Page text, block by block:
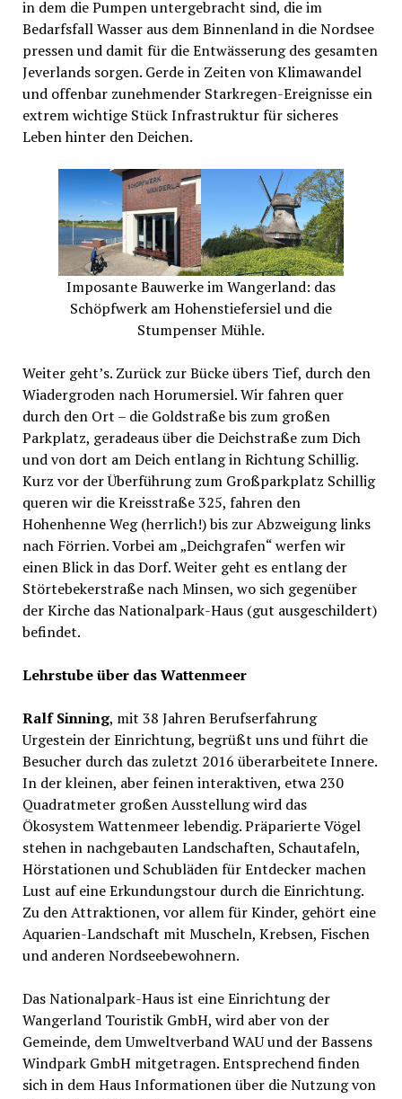
in dem die Pumpen untergebracht sind, die im
Bedarfsfall Wasser aus dem Binnenland in die Nordsee
pressen und damit für die Entwässerung des gesamten
Jeverlands sorgen. Gerde in Zeiten von Klimawandel
und offenbar zunehmender Starkregen-Ereignisse ein
extrem wichtige Stück Infrastruktur für sicheres
Leben hinter den Deichen.
Imposante Bauwerke im Wangerland: das
Schöpfwerk am Hohenstiefersiel und die
Stumpenser Mühle.
Weiter geht’s. Zurück zur Bücke übers Tief, durch den
Wiadergroden nach Horumersiel. Wir fahren quer
durch den Ort – die Goldstraße bis zum großen
Parkplatz, geradeaus über die Deichstraße zum Dich
und von dort am Deich entlang in Richtung Schillig.
Kurz vor der Überführung zum Großparkplatz Schillig
queren wir die Kreisstraße 325, fahren den
Hohenhenne Weg (herrlich!) bis zur Abzweigung links
nach Förrien. Vorbei am „Deichgrafen“ werfen wir
einen Blick in das Dorf. Weiter geht es entlang der
Störtebekerstraße nach Minsen, wo sich gegenüber
der Kirche das Nationalpark-Haus (gut ausgeschildert)
befindet.
Lehrstube über das Wattenmeer
Ralf Sinning, mit 38 Jahren Berufserfahrung
Urgestein der Einrichtung, begrüßt uns und führt die
Besucher durch das zuletzt 2016 überarbeitete Innere.
In der kleinen, aber feinen interaktiven, etwa 230
Quadratmeter großen Ausstellung wird das
Ökosystem Wattenmeer lebendig. Präparierte Vögel
stehen in nachgebauten Landschaften, Schautafeln,
Hörstationen und Schubläden für Entdecker machen
Lust auf eine Erkundungstour durch die Einrichtung.
Zu den Attraktionen, vor allem für Kinder, gehört eine
Aquarien-Landschaft mit Muscheln, Krebsen, Fischen
und anderen Nordseebewohnern.
Das Nationalpark-Haus ist eine Einrichtung der
Wangerland Touristik GmbH, wird aber von der
Gemeinde, dem Umweltverband WAU und der Bassens
Windpark GmbH mitgetragen. Entsprechend finden
sich in dem Haus Informationen über die Nutzung von